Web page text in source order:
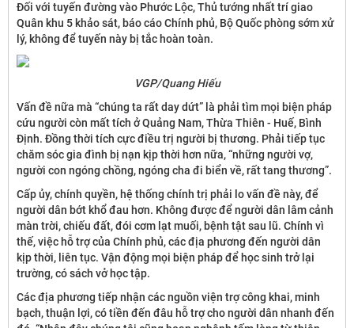
Đối với tuyến đường vào Phước Lộc, Thủ tướng nhất trí giao
Quân khu 5 khảo sát, báo cáo Chính phủ, Bộ Quốc phòng sớm xử
lý, không để tuyến này bị tắc hoàn toàn.
VGP/Quang Hiếu
Vấn đề nữa mà “chúng ta rất day dứt” là phải tìm mọi biện pháp
cứu người còn mất tích ở Quảng Nam, Thừa Thiên - Huế, Bình
Định. Đồng thời tích cực điều trị người bị thương. Phải tiếp tục
chăm sóc gia đình bị nạn kịp thời hơn nữa, “những người vợ,
người con ngóng chồng, ngóng cha đi biển về, rất tang thương”.
Cấp ủy, chính quyền, hệ thống chính trị phải lo vấn đề này, để
người dân bớt khổ đau hơn. Không được để người dân lâm cảnh
màn trời, chiếu đất, đói cơm lạt muối, bệnh tật sau lũ. Chính vì
thế, việc hỗ trợ của Chính phủ, các địa phương đến người dân
kịp thời, liên tục. Vận động mọi biện pháp để học sinh trở lại
trường, có sách vở học tập.
Các địa phương tiếp nhận các nguồn viện trợ công khai, minh
bạch, thuận lợi, có tiền đến đâu hỗ trợ cho người dân nhanh đến